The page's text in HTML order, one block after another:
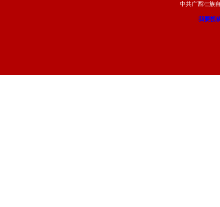
中共广西壮族
我要投